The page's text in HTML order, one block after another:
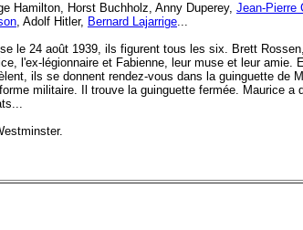
Hamilton, Horst Buchholz, Anny Duperey, Jean-Pierre
, Adolf Hitler, Bernard Lajarrige...
le 24 août 1939, ils figurent tous les six. Brett
l'ex-légionnaire et Fabienne, leur muse et leur
ils se donnent rendez-vous dans la guinguette
militaire. Il trouve la guinguette fermée. Maurice